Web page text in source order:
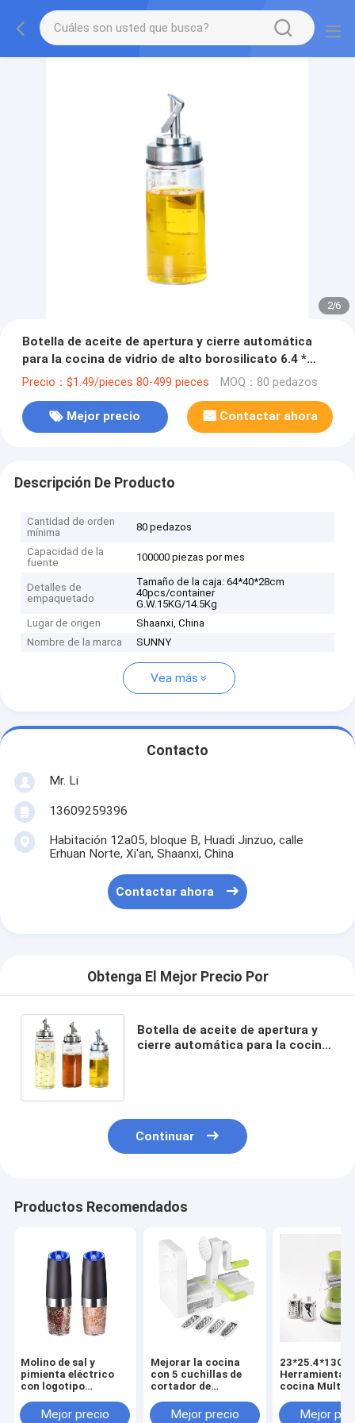
2/6
Botella de aceite de apertura y cierre automática
para la cocina de vidrio de alto borosilicato 6.4 *
25cm
Precio：$1.49/pieces 80-499 pieces MOQ：80 pedazos
Mejor precio Contactar ahora
Descripción De Producto
Cantidad de orden
mínima
80 pedazos
Capacidad de la
fuente
100000 piezas por mes
Detalles de
empaquetado
Tamaño de la caja: 64*40*28cm
40pcs/container
G.W.15KG/14.5Kg
Lugar de origen
Shaanxi, China
Nombre de la marca
SUNNY
Vea más
Contacto
Mr. Li
13609259396
Habitación 12a05, bloque B, Huadi Jinzuo, calle
Erhuan Norte, Xi'an, Shaanxi, China
Contactar ahora
Obtenga El Mejor Precio Por
Botella de aceite de apertura y
cierre automática para la cocina
Continuar
Productos Recomendados
Molino de sal y
pimienta eléctrico
con logotipo
Mejor precio
Mejorar la cocina
con 5 cuchillas de
cortador de
ABS PS TPR 420 de
Mejor precio
23*25.4*13CM
Herramientas
cocina
alimentos
Mejor